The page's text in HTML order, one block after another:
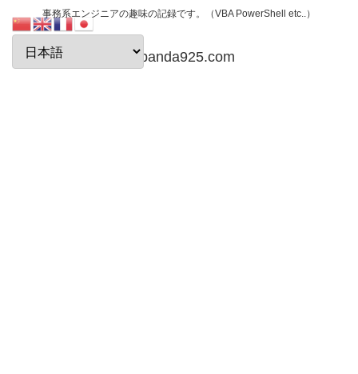
事務系エンジニアの趣味の記録です。（VBA PowerShell etc..）
papanda925.com